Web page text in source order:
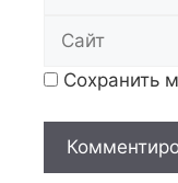
Сохранить